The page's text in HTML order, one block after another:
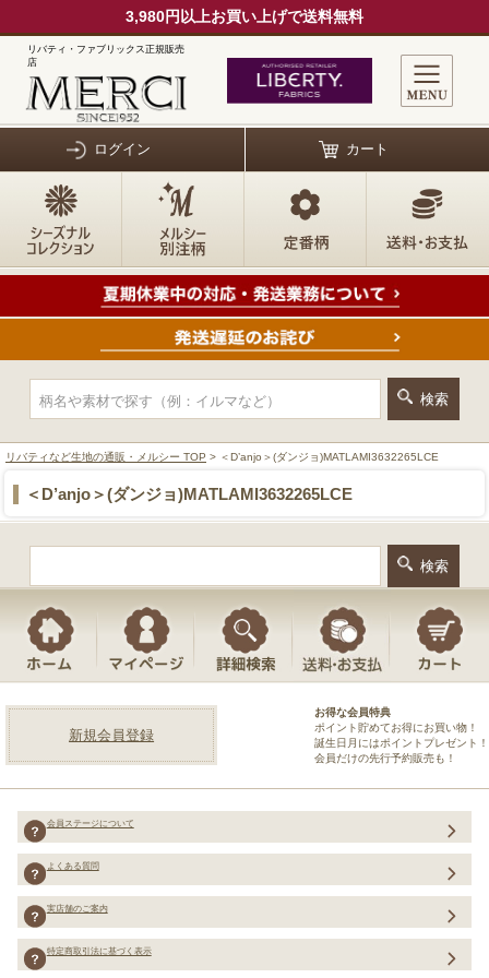
3,980円以上お買い上げで送料無料
リバティ・ファブリックス正規販売
店
ログイン カート
リバティなど生地の通販・メルシー TOP > ＜D’anjo＞(ダンジョ)MATLAMI3632265LCE
＜D’anjo＞(ダンジョ)MATLAMI3632265LCE
新規会員登録
お得な会員特典
ポイント貯めてお得にお買い物！
誕生日月にはポイントプレゼント！
会員だけの先行予約販売も！
会員ステージについて
よくある質問
実店舗のご案内
特定商取引法に基づく表示